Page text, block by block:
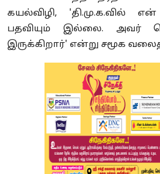
கயல்விழி, 'தி.மு.க.வில்
பதவியும் இல்லை. அவர்
இருக்கிறார்' என்று சமூக